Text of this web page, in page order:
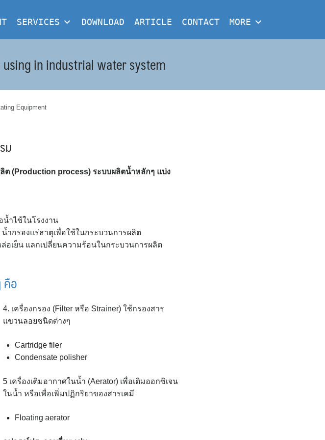
SERVICES DOWNLOAD ARTICLE CONTACT MORE
in industrial water system
Equipment
ม
(Production process) ระบบผลิตน้ำหลักๆ แบ่ง
น้ำไช้ในโรงงาน
น้ำกรองแร่ธาตุเพื่อใช้ในกระบวนการผลิต
อเย็น แลกเปลี่ยนความร้อนในกระบวนการผลิต
อ
4. เครื่องกรอง (Filter หรือ Strainer) ใช้กรองสาร
แขวนลอยชนิดต่างๆ
Cartridge filer
Condensate polisher
5 เครื่องเติมอากาศในน้ำ (Aerator) เพื่อเติมออกซิเจน
ในน้ำ หรือเพื่อเพิ่มปฏิกริยาของสารเคมี
Floating aerator